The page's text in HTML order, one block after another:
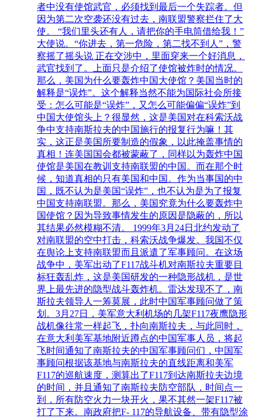
者中没有使馆武官，必须找到最后一个失踪者。但
因为第二次空袭还没有过去，南联盟警察拦住了大
使。 “我们里头还有人，请把你的手电筒借给我！”
大使说。“你进去，第一危险，第二找不到人”，警
察摇了摇头说 正在交涉中，里面穿来一个好消息，
武官找到了。上面只是介绍了使馆被炸时的情况。
那么，美国为什么要轰炸中国大使馆？美国当时的
解释是“误炸”。这个解释当然不能为国际社会所接
受：怎么可能是“误炸”，又怎么可能偏偏“误炸”到
中国大使馆头上？很显然，这是美国对在科索沃战
争中支持南斯拉夫的中国施行的报复行为嘛！其
实，这正是美国所要制造的假象，以此掩盖事情的
真相！连美国国会都被蒙蔽了，同样以为轰炸中国
使馆是美国在教训支持南联盟的中国。而在那个时
候，知道真相的只有美国和中国。作为当事国的中
国，既不认为是美国“误炸”，也不认为是为了报复
中国支持南联盟。那么，美国究竟为什么要轰炸中
国使馆？因为导致事情发生的原因是隐蔽的，所以
其结果必然模糊不清。 1999年3月24日北约发动了
对南联盟的空中打击，科索沃战争爆发。我国不仅
在舆论上支持南联盟而且派遣了军事顾问。在这场
战争中，美军出动了F117战斗机对南斯拉夫重要目
标狂轰乱炸，这是美国研发的一种隐形战机，是世
界上最先进的隐型战斗轰炸机。雷达发现不了，南
斯拉夫领导人一筹莫展，此时中国军事顾问做了策
划。3月27日，美军意大利机场的几架F117夜鹰隐形
战机像往常一样起飞，扑向南斯拉夫，与此同时，
在意大利美军基地附近蹲点的中国军事人员，将起
飞时间通知了南斯拉夫的中国军事顾问们，中国军
事顾问根据该基地与南斯拉夫的直线距离和美军
F117的巡航速度，测算出了F117到达南斯拉夫边境
的时间，并且通知了南斯拉夫防空部队，时间点一
到，所有防空火力一块开火，果不其然一架F117被
打了下来。南政府把F- 117的导航设备、带有隐型涂